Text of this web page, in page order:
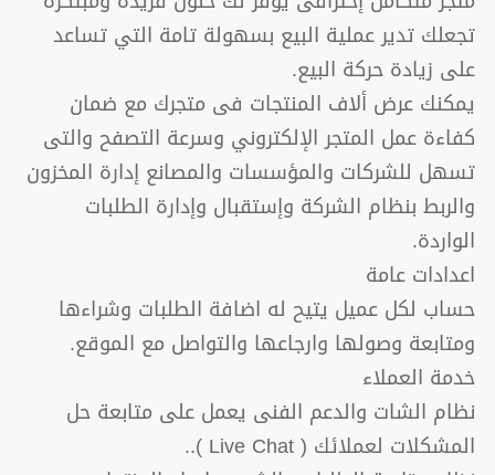
تجعلك تدير عملية البيع بسهولة تامة التي تساعد
على زيادة حركة البيع.
يمكنك عرض ألاف المنتجات فى متجرك مع ضمان
كفاءة عمل المتجر الإلكتروني وسرعة التصفح والتى
تسهل للشركات والمؤسسات والمصانع إدارة المخزون
والربط بنظام الشركة وإستقبال وإدارة الطلبات
الواردة.
اعدادات عامة
حساب لكل عميل يتيح له اضافة الطلبات وشراءها
ومتابعة وصولها وارجاعها والتواصل مع الموقع.
خدمة العملاء
نظام الشات والدعم الفنى يعمل على متابعة حل
المشكلات لعملائك ( Live Chat )..